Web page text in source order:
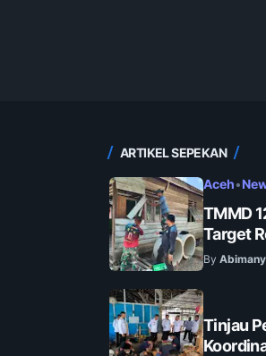
ARTIKEL SEPEKAN
Aceh•
TMMD
Target
By
Tinjau